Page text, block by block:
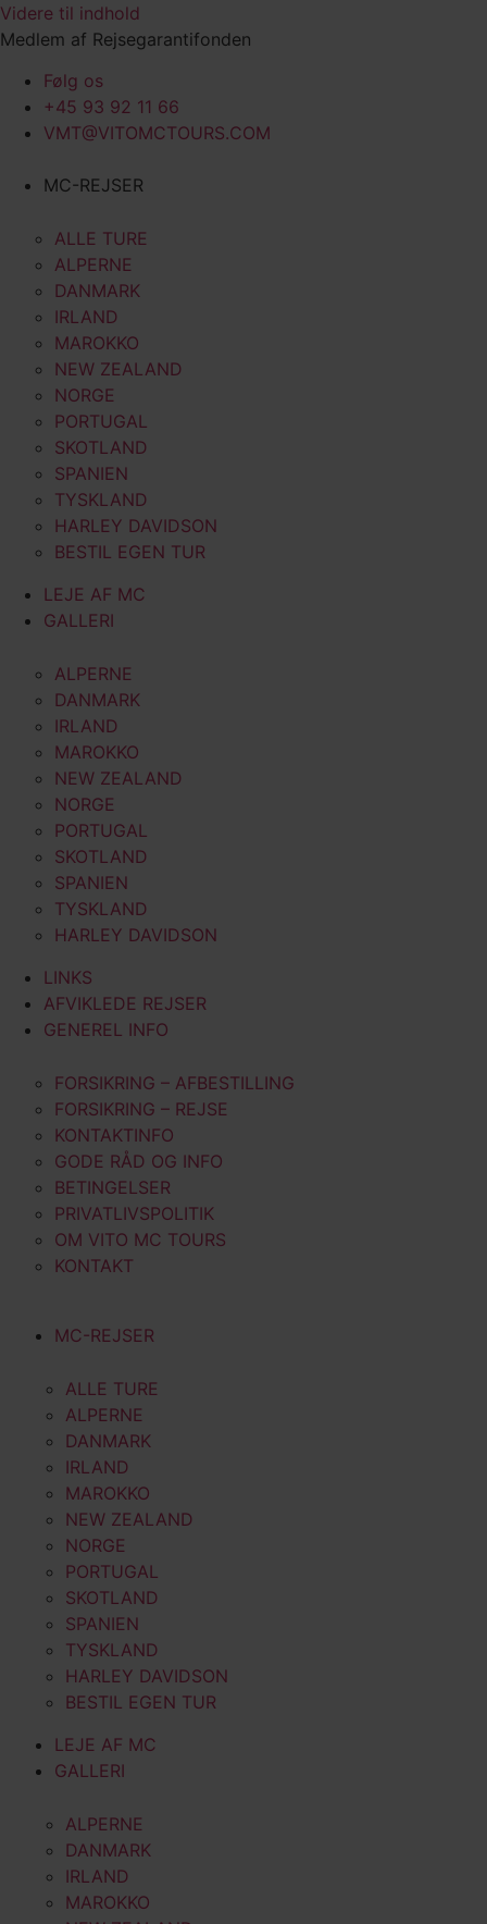
Videre til indhold
Medlem af Rejsegarantifonden
Følg os
+45 93 92 11 66
VMT@VITOMCTOURS.COM
MC-REJSER
ALLE TURE
ALPERNE
DANMARK
IRLAND
MAROKKO
NEW ZEALAND
NORGE
PORTUGAL
SKOTLAND
SPANIEN
TYSKLAND
HARLEY DAVIDSON
BESTIL EGEN TUR
LEJE AF MC
GALLERI
ALPERNE
DANMARK
IRLAND
MAROKKO
NEW ZEALAND
NORGE
PORTUGAL
SKOTLAND
SPANIEN
TYSKLAND
HARLEY DAVIDSON
LINKS
AFVIKLEDE REJSER
GENEREL INFO
FORSIKRING – AFBESTILLING
FORSIKRING – REJSE
KONTAKTINFO
GODE RÅD OG INFO
BETINGELSER
PRIVATLIVSPOLITIK
OM VITO MC TOURS
KONTAKT
MC-REJSER
ALLE TURE
ALPERNE
DANMARK
IRLAND
MAROKKO
NEW ZEALAND
NORGE
PORTUGAL
SKOTLAND
SPANIEN
TYSKLAND
HARLEY DAVIDSON
BESTIL EGEN TUR
LEJE AF MC
GALLERI
ALPERNE
DANMARK
IRLAND
MAROKKO